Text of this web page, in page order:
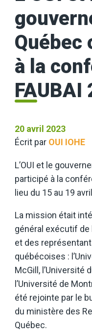
Québec
à la
FAUBAI
20 avril 2023
Écrit par OUI IOHE
L’OUI et le
participé à la
lieu du 15 au 19
La mission était
général exécutif de
et des
québécoises :
McGill, l’Université
l’Université de
été rejointe par le
du ministère des
Québec.